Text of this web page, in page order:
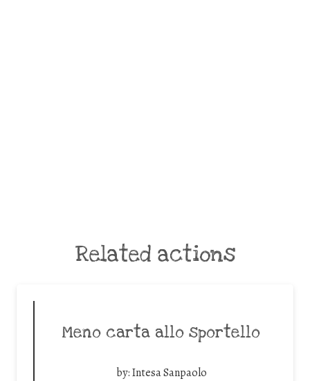
Related actions
Meno carta allo sportello
by:Intesa Sanpaolo